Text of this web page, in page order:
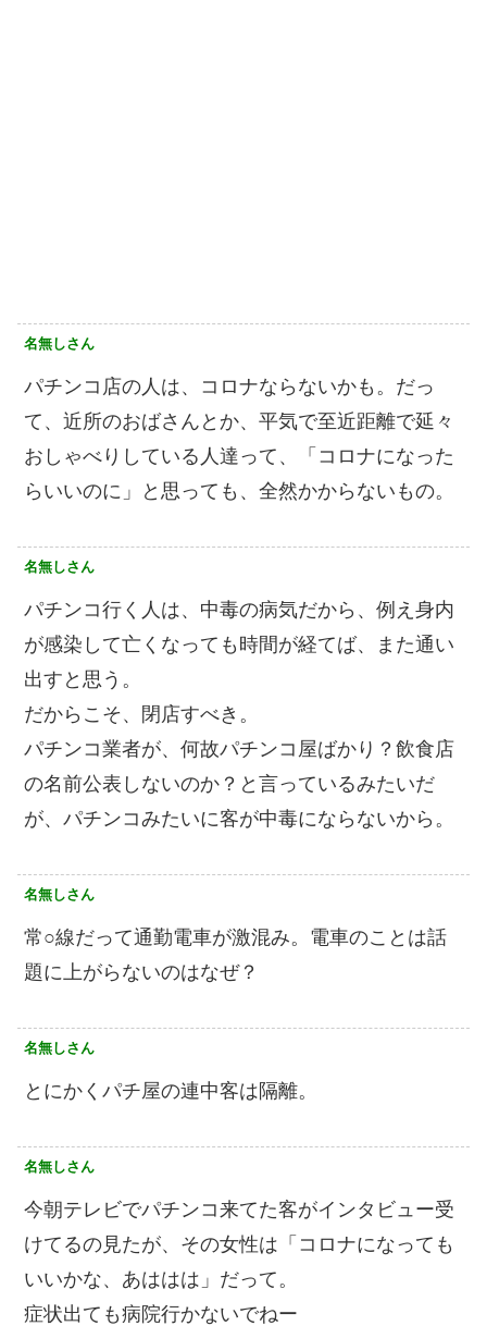
名無しさん
パチンコ店の人は、コロナならないかも。だっ
て、近所のおばさんとか、平気で至近距離で延々
おしゃべりしている人達って、「コロナになった
らいいのに」と思っても、全然かからないもの。
名無しさん
パチンコ行く人は、中毒の病気だから、例え身内
が感染して亡くなっても時間が経てば、また通い
出すと思う。
だからこそ、閉店すべき。
パチンコ業者が、何故パチンコ屋ばかり？飲食店
の名前公表しないのか？と言っているみたいだ
が、パチンコみたいに客が中毒にならないから。
名無しさん
常○線だって通勤電車が激混み。電車のことは話
題に上がらないのはなぜ？
名無しさん
とにかくパチ屋の連中客は隔離。
名無しさん
今朝テレビでパチンコ来てた客がインタビュー受
けてるの見たが、その女性は「コロナになっても
いいかな、あははは」だって。
症状出ても病院行かないでねー